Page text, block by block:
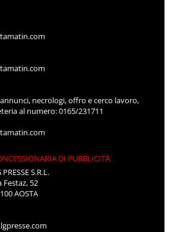
necrologi, offro e cerco lavoro,
al numero: 0165/231711
DI PUBBLICITÀ
PRESSE S.R.L.
Festaz, 52
AOSTA